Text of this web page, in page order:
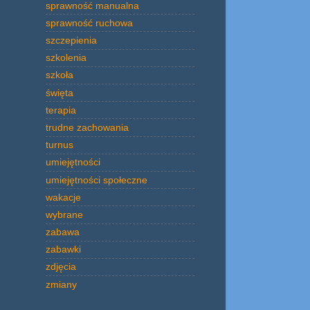
sprawność manualna
sprawność ruchowa
szczepienia
szkolenia
szkoła
święta
terapia
trudne zachowania
turnus
umiejętności
umiejętności społeczne
wakacje
wybrane
zabawa
zabawki
zdjęcia
zmiany